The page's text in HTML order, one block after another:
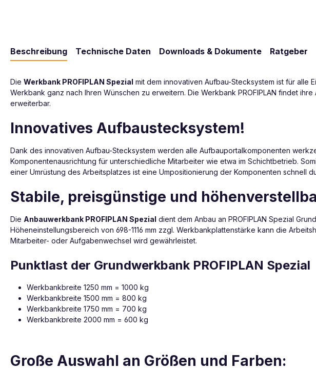
Beschreibung Technische Daten Downloads & Dokumente Ratgeber
Die Werkbank PROFIPLAN Spezial mit dem innovativen Aufbau-Stecksystem ist für alle
Werkbank ganz nach Ihren Wünschen zu erweitern. Die Werkbank PROFIPLAN findet
erweiterbar.
Innovatives Aufbaustecksystem!
Dank des innovativen Aufbau-Stecksystem werden alle Aufbauportalkomponenten
Komponentenausrichtung für unterschiedliche Mitarbeiter wie etwa im Schichtbetrieb.
einer Umrüstung des Arbeitsplatzes ist eine Umpositionierung der Komponenten schnell
Stabile, preisgünstige und
Die Anbauwerkbank PROFIPLAN Spezial dient dem Anbau an PROFIPLAN Spezial
Höheneinstellungsbereich von 698-1116 mm zzgl. Werkbankplattenstärke kann die
Mitarbeiter- oder Aufgabenwechsel wird gewährleistet.
Punktlast der Grundwerkbank PROFIPLAN Spezial
Werkbankbreite 1250 mm = 1000 kg
Werkbankbreite 1500 mm = 800 kg
Werkbankbreite 1750 mm = 700 kg
Werkbankbreite 2000 mm = 600 kg
Große Auswahl an Größen und Farben: